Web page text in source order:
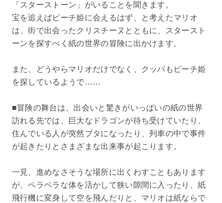
「スターストーン」がいることを聞きます。
宝を追えばピーチ姫に会えるはず、と考えたマリオ
は、街で出会ったクリスチーヌとともに、スタースト
ーンを探すべく紙の世界の冒険に出かけます。
また、どうやらマリオだけでなく、クッパもピーチ姫
を探しているようで……
■冒険の舞台は、出会いと驚きがいっぱいの紙の世界
訪れる先では、巨大なドラゴンが待ち受けていたり、
住んでいる人が突然ブタになったり、列車の中で事件
が起きたりとさまざまな出来事が起こります。
一見、進めなさそうな場所に出くわすこともあります
が、ペラペラな体を活かして狭い隙間に入ったり、紙
飛行機に変身して空を飛んだりと、マリオは紙ならで